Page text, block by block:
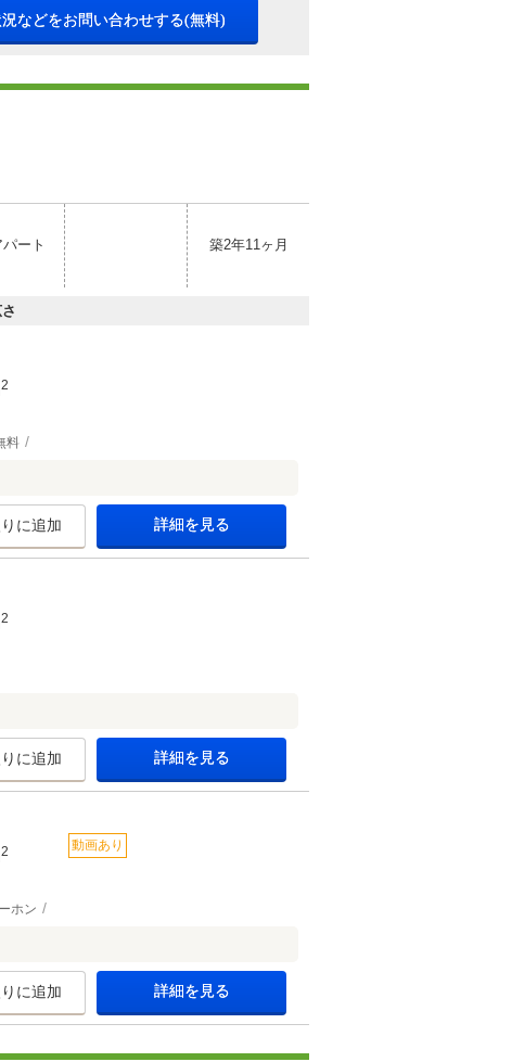
などをお問い合わせする(無料)
ート 築2年11ヶ月
2
料
に追加 詳細を見る
2
に追加 詳細を見る
2 動画あり
ホン
に追加 詳細を見る